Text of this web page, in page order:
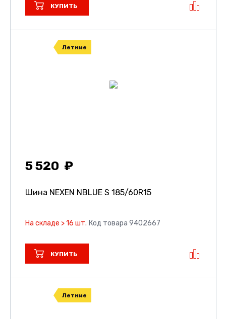
КУПИТЬ
Летние
5 520
Шина NEXEN NBLUE S 185/60R15
На складе > 16 шт. Код товара 9402667
КУПИТЬ
Летние